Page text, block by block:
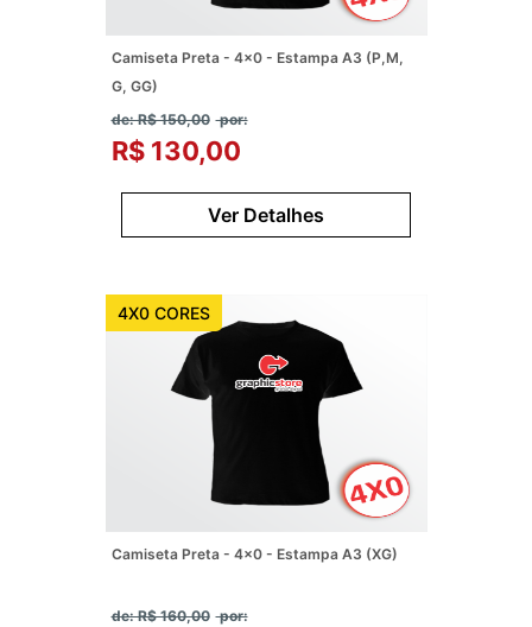
Camiseta Preta - 4x0 - Estampa A3 (P,M,
G, GG)
de: R$ 150,00 por:
R$ 130,00
Ver Detalhes
4X0 CORES
Camiseta Preta - 4x0 - Estampa A3 (XG)
de: R$ 160,00 por: